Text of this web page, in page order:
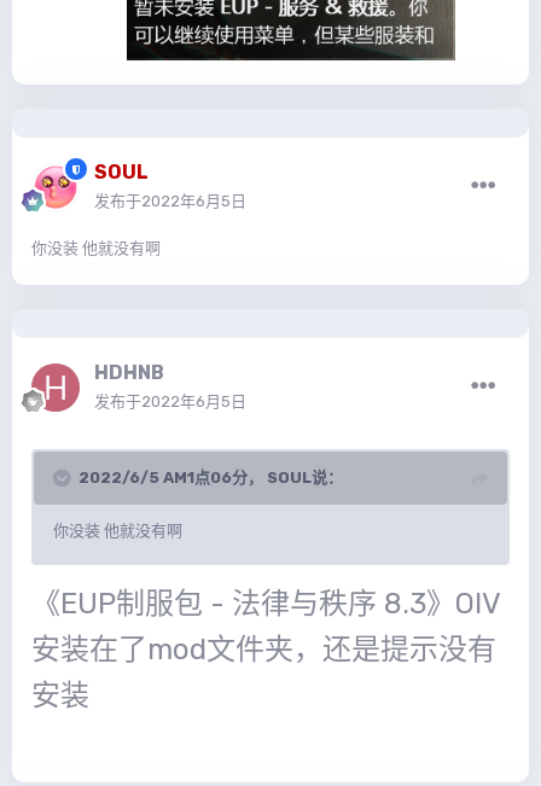
SOUL
发布于2022年6月5日
你没装 他就没有啊
HDHNB
发布于2022年6月5日
2022/6/5 AM1点06分， SOUL说：
你没装 他就没有啊
《EUP制服包 - 法律与秩序 8.3》OIV
安装在了mod文件夹，还是提示没有
安装